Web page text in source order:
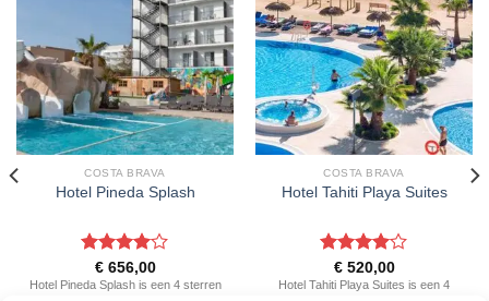
COSTA BRAVA
Hotel Pineda Splash
Gewaardeerd
4uit 5
€656,00
Hotel Pineda Splash is een 4 sterren
COSTA BRAVA
Hotel Tahiti Playa Suites
Gewaardeerd
4uit 5
€520,00
Hotel Tahiti Playa Suites is een 4